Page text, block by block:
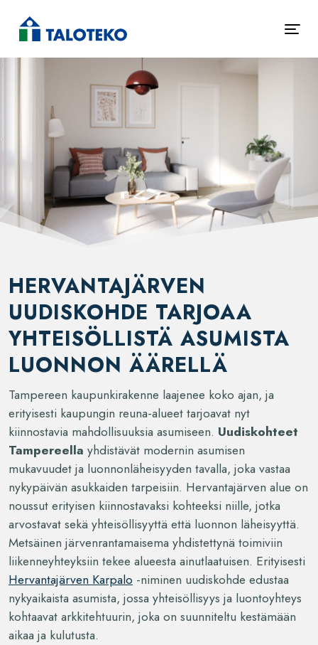
HERVANTAJÄRVEN
UUDISKOHDE TARJOAA
YHTEISÖLLISTÄ ASUMISTA
LUONNON ÄÄRELLÄ
Tampereen kaupunkirakenne laajenee koko ajan, ja
erityisesti kaupungin reuna-alueet tarjoavat nyt
kiinnostavia mahdollisuuksia asumiseen. Uudiskohteet
Tampereella yhdistävät modernin asumisen
mukavuudet ja luonnonläheisyyden tavalla, joka vastaa
nykypäivän asukkaiden tarpeisiin. Hervantajärven alue on
noussut erityisen kiinnostavaksi kohteeksi niille, jotka
arvostavat sekä yhteisöllisyyttä että luonnon läheisyyttä.
Metsäinen järvenrantamaisema yhdistettynä toimiviin
liikenneyhteyksiin tekee alueesta ainutlaatuisen. Erityisesti
Hervantajärven Karpalo -niminen uudiskohde edustaa
nykyaikaista asumista, jossa yhteisöllisyys ja luontoyhteys
kohtaavat arkkitehtuurin, joka on suunniteltu kestämään
aikaa ja kulutusta.